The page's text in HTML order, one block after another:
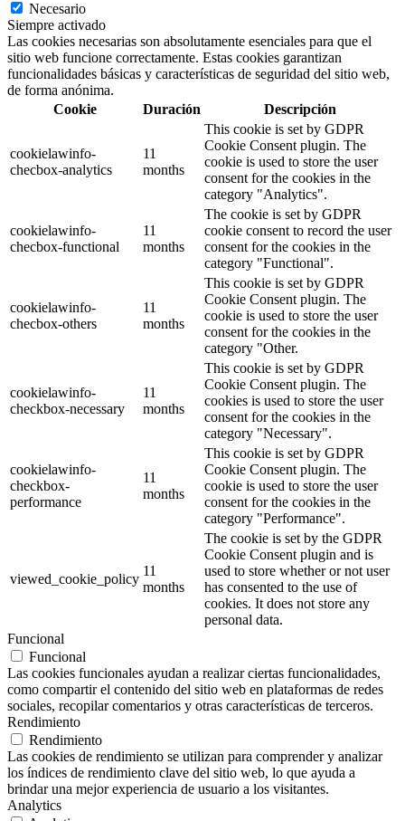
Necesario
Siempre activado
Las cookies necesarias son absolutamente esenciales para que el
sitio web funcione correctamente. Estas cookies garantizan
funcionalidades básicas y características de seguridad del sitio web,
de forma anónima.
Cookie
Duración Descripción
cookielawinfo-
checbox-analytics
11
months
This cookie is set by GDPR
Cookie Consent plugin. The
cookie is used to store the user
consent for the cookies in the
category "Analytics".
cookielawinfo-
checbox-functional
11
months
The cookie is set by GDPR
cookie consent to record the user
consent for the cookies in the
category "Functional".
cookielawinfo-
checbox-others
11
months
This cookie is set by GDPR
Cookie Consent plugin. The
cookie is used to store the user
consent for the cookies in the
category "Other.
cookielawinfo-
checkbox-necessary
11
months
This cookie is set by GDPR
Cookie Consent plugin. The
cookies is used to store the user
consent for the cookies in the
category "Necessary".
cookielawinfo-
checkbox-
performance
11
months
This cookie is set by GDPR
Cookie Consent plugin. The
cookie is used to store the user
consent for the cookies in the
category "Performance".
viewed_cookie_policy
11
months
The cookie is set by the GDPR
Cookie Consent plugin and is
used to store whether or not user
has consented to the use of
cookies. It does not store any
personal data.
Funcional
Funcional
Las cookies funcionales ayudan a realizar ciertas funcionalidades,
como compartir el contenido del sitio web en plataformas de redes
sociales, recopilar comentarios y otras características de terceros.
Rendimiento
Rendimiento
Las cookies de rendimiento se utilizan para comprender y analizar
los índices de rendimiento clave del sitio web, lo que ayuda a
brindar una mejor experiencia de usuario a los visitantes.
Analytics